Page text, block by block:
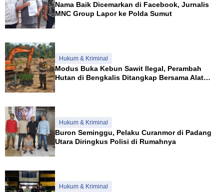
Nama Baik Dicemarkan di Facebook, Jurnalis
MNC Group Lapor ke Polda Sumut
Hukum & Kriminal
Modus Buka Kebun Sawit Ilegal, Perambah
Hutan di Bengkalis Ditangkap Bersama Alat
Hukum & Kriminal
Buron Seminggu, Pelaku Curanmor di Padang
Utara Diringkus Polisi di Rumahnya
Hukum & Kriminal